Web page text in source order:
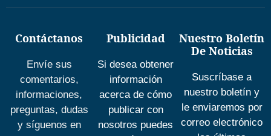
Contáctanos
Envíe sus
comentarios,
informaciones,
preguntas, dudas
y síguenos en
Publicidad
Si desea obtener
información
acerca de cómo
publicar con
nosotros puedes
Nuestro Boletín
De Noticias
Suscríbase a
nuestro boletín y
le enviaremos por
correo electrónico